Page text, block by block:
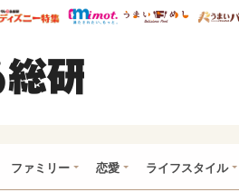
ピママ* ウレぴあ総研 ディズニー特
mimot. うまい
ファミリー 恋愛 ライフスタイル